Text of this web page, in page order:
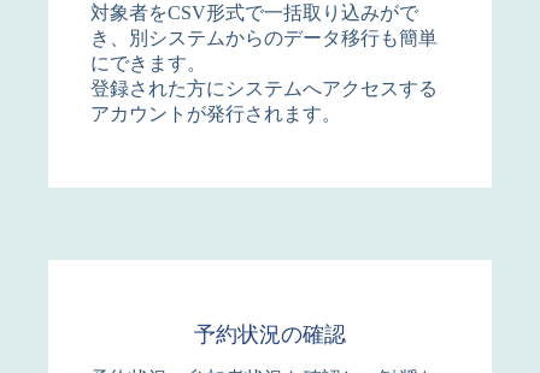
対象者をCSV形式で一括取り込みがで
き、別システムからのデータ移行も簡単
にできます。
登録された方にシステムへアクセスする
アカウントが発行されます。
予約状況の確認